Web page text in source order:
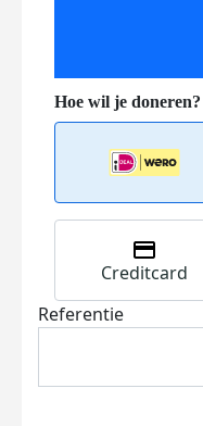
Creditcard
Referentie